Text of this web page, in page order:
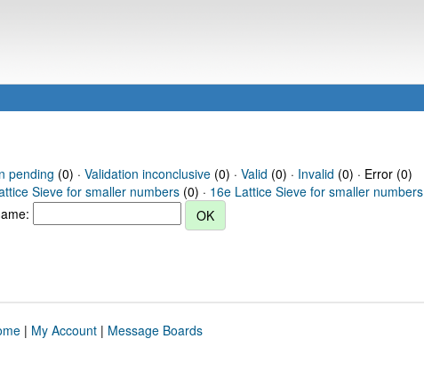
pending (0) · Validation inconclusive(0) · Valid (0) · Invalid (0) · Error (0)
Sieve for smaller numbers (0) · 16e Lattice Sieve for smaller numbers
| My Account| Message Boards